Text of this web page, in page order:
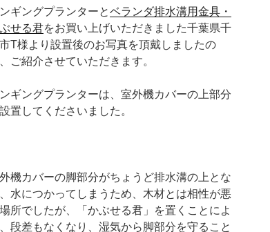
ギングプランターとベランダ排水溝用金具・
せる君をお買い上げいただきました千葉県千
T様より設置後のお写真を頂戴しましたの
ご紹介させていただきます。
ギングプランターは、室外機カバーの上部分
置してくださいました。
機カバーの脚部分がちょうど排水溝の上とな
水につかってしまうため、木材とは相性が悪
所でしたが、「かぶせる君」を置くことによ
段差もなくなり、湿気から脚部分を守ること